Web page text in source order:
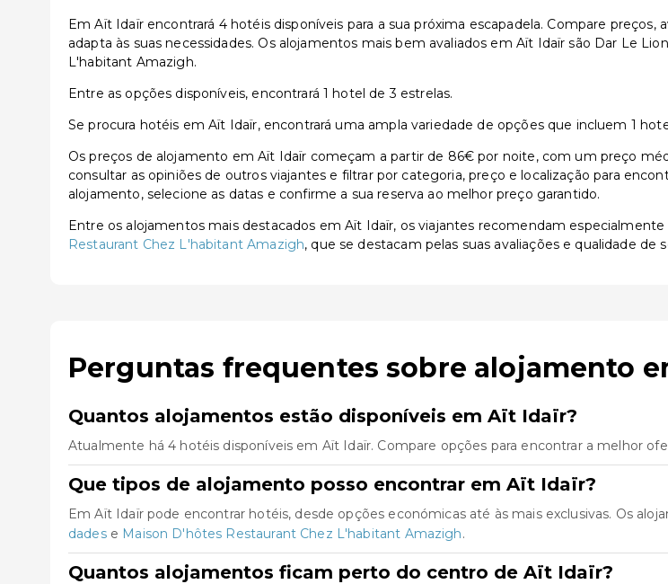
Em Aït Idaïr encontrará 4 hotéis disponíveis para a sua próxima escapadela. Compare
adapta às suas necessidades. Os alojamentos mais bem avaliados em Aït Idaïr são Dar Le
L'habitant Amazigh.
Entre as opções disponíveis, encontrará 1 hotel de 3 estrelas.
Se procura hotéis em Aït Idaïr, encontrará uma ampla variedade de opções que incluem 1
Os preços de alojamento em Aït Idaïr começam a partir de 86€ por noite, com um preço
consultar as opiniões de outros viajantes e filtrar por categoria, preço e localização para
alojamento, selecione as datas e confirme a sua reserva ao melhor preço garantido.
Entre os alojamentos mais destacados em Aït Idaïr, os viajantes recomendam especialmente
Restaurant Chez L'habitant Amazigh, que se destacam pelas suas avaliações e qualidade de
Perguntas frequentes sobre alojamento
Quantos alojamentos estão disponíveis em Aït Idaïr?
Atualmente há 4 hotéis disponíveis em Aït Idaïr. Compare opções para encontrar a melhor
Que tipos de alojamento posso encontrar em Aït Idaïr?
Em Aït Idaïr pode encontrar hotéis, desde opções económicas até às mais exclusivas. Os
dadese Maison D'hôtes Restaurant Chez L'habitant Amazigh.
Quantos alojamentos ficam perto do centro de Aït Idaïr?